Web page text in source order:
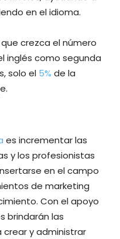
en el idioma.
crezca el número
inglés como segunda
solo el 5% de la
es incrementar las
y los profesionistas
en el campo
de marketing
Con el apoyo
brindarán las
y administrar